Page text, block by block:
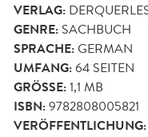
VERLAG:
GENRE: SACHBUCH
SPRACHE:GERMAN
UMFANG:64 SEITEN
GRÖSSE: 1,1 MB
ISBN:9782808005821
VERÖFFENTLICHUNG: